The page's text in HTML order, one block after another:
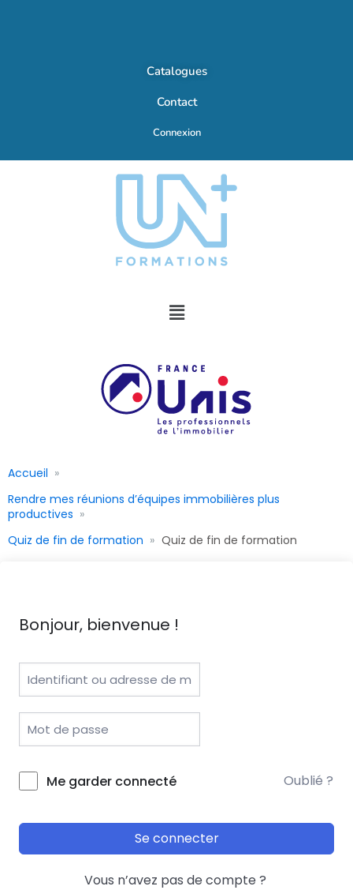
Catalogues
Contact
Connexion
Accueil
Rendre mes réunions d’équipes immobilières plus
productives
Quiz de fin de formation
Quiz de fin de formation
Bonjour, bienvenue !
Me garder connecté Oublié ?
Se connecter
Vous n’avez pas de compte ?